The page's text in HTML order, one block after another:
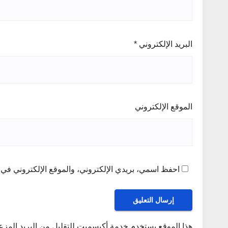
البريد الإلكتروني *
الموقع الإلكتروني
احفظ اسمي، بريدي الإلكتروني، والموقع الإلكتروني
هذا الموقع يستخدم خدمة أكيسميت للتقليل من البريد